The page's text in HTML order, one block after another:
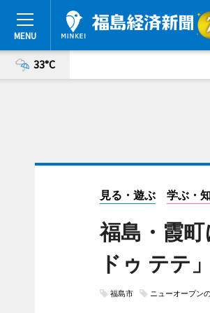
33°C
見る・遊ぶ 学ぶ・
福島・霞
ドゥ テテ」
福島市 ニューオープン